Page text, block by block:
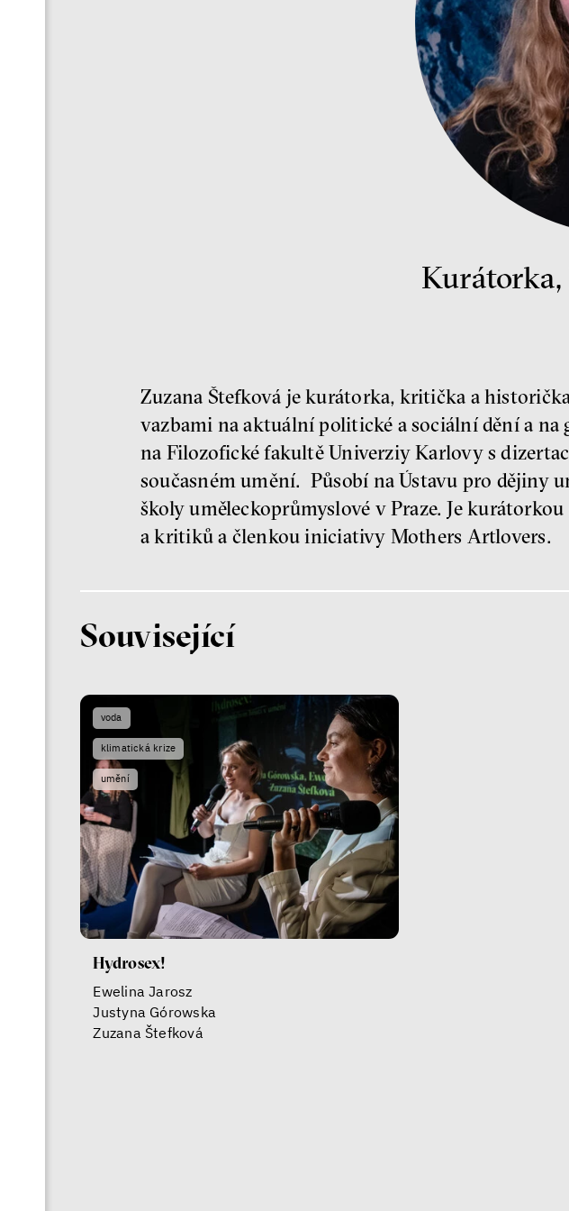
Zuzana Štefková je kurátorka, kritička a
vazbami na aktuální politické a sociální dění a
na Filozofické fakultě Univerziy Karlovy s
současném umění. Působí na Ústavu pro dějiny
školy uměleckoprůmyslové v Praze. Je
a kritiků a členkou iniciativy Mothers Artlovers.
Související
voda
klimatická krize
umění
Hydrosex!
Ewelina Jarosz
Justyna Górowska
Zuzana Štefková